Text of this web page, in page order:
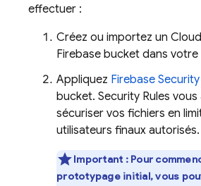
effectuer :
Créez ou importez un
Firebase bucket dans votre
Appliquez Firebase Security
bucket. Security Rules vous
sécuriser vos fichiers en
utilisateurs finaux autorisés.
Important : Pour
prototypage initial, vous